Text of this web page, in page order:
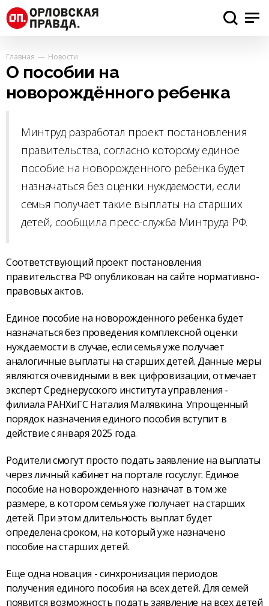
Главная Новости
О пособии на
новорождённого ребенка
Минтруд разработал проект постановления
правительства, согласно которому единое
пособие на новорожденного ребенка будет
назначаться без оценки нуждаемости, если
семья получает такие выплаты на старших
детей, сообщила пресс-служба Минтруда РФ.
Соответствующий проект постановления
правительства РФ опубликован на сайте нормативно-
правовых актов.
Единое пособие на новорожденного ребенка будет
назначаться без проведения комплексной оценки
нуждаемости в случае, если семья уже получает
аналогичные выплаты на старших детей. Данные меры
являются очевидными в век цифровизации, отмечает
эксперт Среднерусского института управления -
филиала РАНХиГС Наталия Малявкина. Упрощенный
порядок назначения единого пособия вступит в
действие с января 2025 года.
Родители смогут просто подать заявление на выплаты
через личный кабинет на портале госуслуг. Единое
пособие на новорожденного назначат в том же
размере, в котором семья уже получает на старших
детей. При этом длительность выплат будет
определена сроком, на который уже назначено
пособие на старших детей.
Еще одна новация - синхронизация периодов
получения единого пособия на всех детей. Для семей
появится возможность подать заявление на всех детей